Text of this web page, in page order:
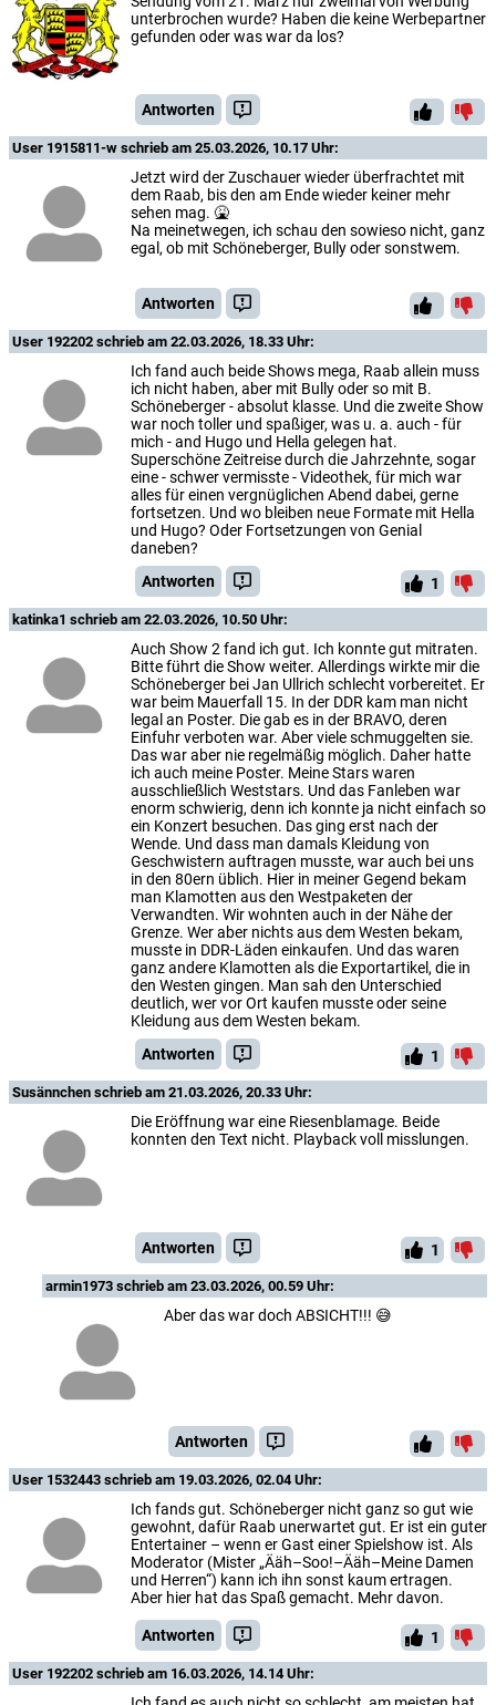
unterbrochen wurde? Haben die keine Werbepartner
gefunden oder was war da los?
Antworten
User 1915811-w schrieb am 25.03.2026, 10.17 Uhr:
Jetzt wird der Zuschauer wieder überfrachtet mit
dem Raab, bis den am Ende wieder keiner mehr
sehen mag. 🤮
Na meinetwegen, ich schau den sowieso nicht, ganz
egal, ob mit Schöneberger, Bully oder sonstwem.
Antworten
User 192202 schrieb am 22.03.2026, 18.33 Uhr:
Ich fand auch beide Shows mega, Raab allein muss
ich nicht haben, aber mit Bully oder so mit B.
Schöneberger - absolut klasse. Und die zweite Show
war noch toller und spaßiger, was u. a. auch - für
mich - and Hugo und Hella gelegen hat.
Superschöne Zeitreise durch die Jahrzehnte, sogar
eine - schwer vermisste - Videothek, für mich war
alles für einen vergnüglichen Abend dabei, gerne
fortsetzen. Und wo bleiben neue Formate mit Hella
und Hugo? Oder Fortsetzungen von Genial
daneben?
Antworten
1
katinka1 schrieb am 22.03.2026, 10.50 Uhr:
Auch Show 2 fand ich gut. Ich konnte gut mitraten.
Bitte führt die Show weiter. Allerdings wirkte mir die
Schöneberger bei Jan Ullrich schlecht vorbereitet. Er
war beim Mauerfall 15. In der DDR kam man nicht
legal an Poster. Die gab es in der BRAVO, deren
Einfuhr verboten war. Aber viele schmuggelten sie.
Das war aber nie regelmäßig möglich. Daher hatte
ich auch meine Poster. Meine Stars waren
ausschließlich Weststars. Und das Fanleben war
enorm schwierig, denn ich konnte ja nicht einfach so
ein Konzert besuchen. Das ging erst nach der
Wende. Und dass man damals Kleidung von
Geschwistern auftragen musste, war auch bei uns
in den 80ern üblich. Hier in meiner Gegend bekam
man Klamotten aus den Westpaketen der
Verwandten. Wir wohnten auch in der Nähe der
Grenze. Wer aber nichts aus dem Westen bekam,
musste in DDR-Läden einkaufen. Und das waren
ganz andere Klamotten als die Exportartikel, die in
den Westen gingen. Man sah den Unterschied
deutlich, wer vor Ort kaufen musste oder seine
Kleidung aus dem Westen bekam.
Antworten
1
Susännchen schrieb am 21.03.2026, 20.33 Uhr:
Die Eröffnung war eine Riesenblamage. Beide
konnten den Text nicht. Playback voll misslungen.
Antworten 1
armin1973 schrieb am 23.03.2026, 00.59 Uhr:
Aber das war doch ABSICHT!!! 😅
Antworten
User 1532443 schrieb am 19.03.2026, 02.04 Uhr:
Ich fands gut. Schöneberger nicht ganz so gut wie
gewohnt, dafür Raab unerwartet gut. Er ist ein guter
Entertainer – wenn er Gast einer Spielshow ist. Als
Moderator (Mister „Ääh–Soo!–Ääh–Meine Damen
und Herren“) kann ich ihn sonst kaum ertragen.
Aber hier hat das Spaß gemacht. Mehr davon.
Antworten 1
User 192202 schrieb am 16.03.2026, 14.14 Uhr: